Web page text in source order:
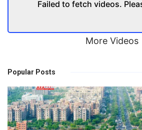
Failed to fetch videos.
More Videos
Popular Posts